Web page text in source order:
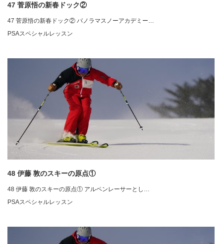
47 菅原悟の新春ドック②
47 菅原悟の新春ドック② パノラマスノーアカデミー…
PSAスペシャルレッスン
48 伊藤 敦のスキーの原点①
48 伊藤 敦のスキーの原点① アルペンレーサーとし…
PSAスペシャルレッスン